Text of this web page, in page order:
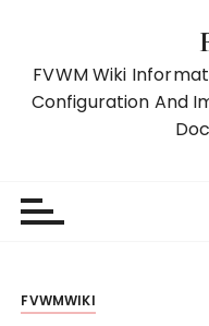
FVWM Wiki
Configuration And
FVWMWIKI